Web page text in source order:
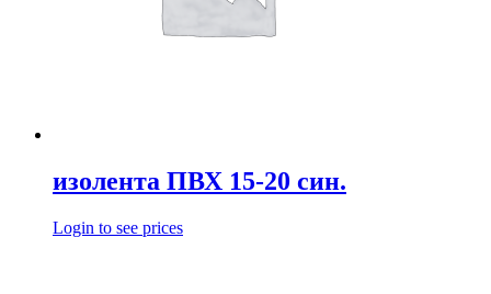
изолента ПВХ 15-20 син.
Login to see prices